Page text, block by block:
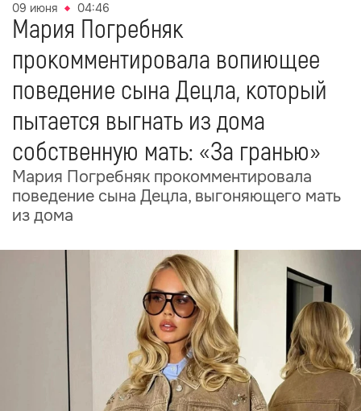
09 июня 04:46
Мария Погребняк
прокомментировала вопиющее
поведение сына Децла, который
пытается выгнать из дома
собственную мать: «За гранью»
Мария Погребняк прокомментировала
поведение сына Децла, выгоняющего мать
из дома